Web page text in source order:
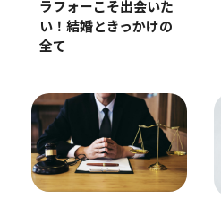
ラフォーこそ出会いた
い！結婚ときっかけの
全て